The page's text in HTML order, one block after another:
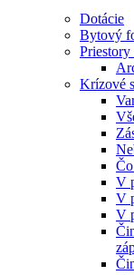
Dotácie
Bytový
Priestory
Krízové
V
V
V